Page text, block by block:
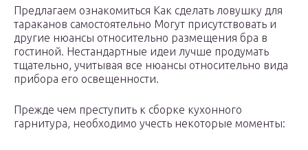
Предлагаем ознакомиться Как сделать ловушку для
тараканов самостоятельно Могут присутствовать и
другие нюансы относительно размещения бра в
гостиной. Нестандартные идеи лучше продумать
тщательно, учитывая все нюансы относительно вида
прибора его освещенности.
Прежде чем преступить к сборке кухонного
гарнитура, необходимо учесть некоторые моменты: